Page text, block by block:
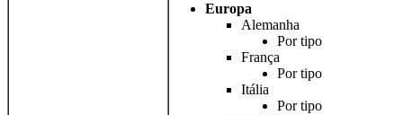
Europa
Alemanha
Por tipo
França
Por tipo
Itália
Por tipo